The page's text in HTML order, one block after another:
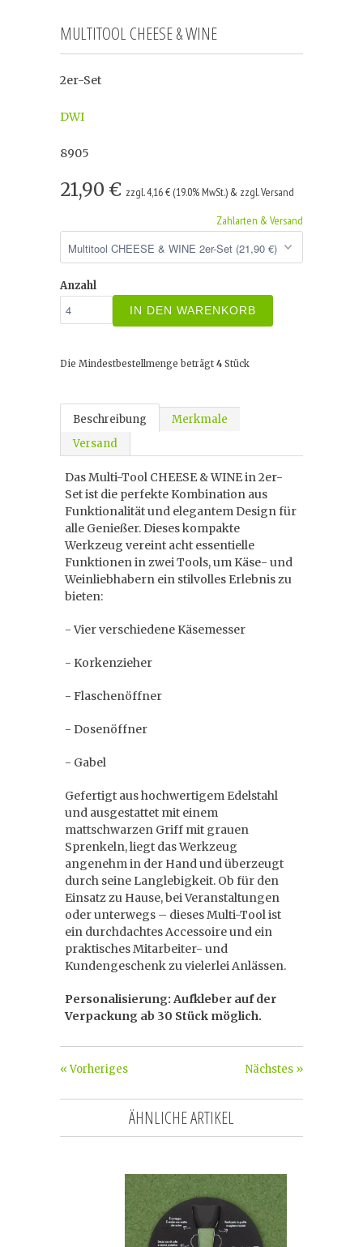
MULTITOOL CHEESE & WINE
2er-Set
DWI
8905
21,90 € zzgl. 4,16 € (19.0% MwSt.) & zzgl. Versand
Zahlarten & Versand
Anzahl
IN DEN WARENKORB
Die Mindestbestellmenge beträgt 4 Stück
Beschreibung
Merkmale
Versand
Das Multi-Tool CHEESE & WINE in 2er-
Set ist die perfekte Kombination aus
Funktionalität und elegantem Design für
alle Genießer. Dieses kompakte
Werkzeug vereint acht essentielle
Funktionen in zwei Tools, um Käse- und
Weinliebhabern ein stilvolles Erlebnis zu
bieten:
- Vier verschiedene Käsemesser
- Korkenzieher
- Flaschenöffner
- Dosenöffner
- Gabel
Gefertigt aus hochwertigem Edelstahl
und ausgestattet mit einem
mattschwarzen Griff mit grauen
Sprenkeln, liegt das Werkzeug
angenehm in der Hand und überzeugt
durch seine Langlebigkeit. Ob für den
Einsatz zu Hause, bei Veranstaltungen
oder unterwegs – dieses Multi-Tool ist
ein durchdachtes Accessoire und ein
praktisches Mitarbeiter- und
Kundengeschenk zu vielerlei Anlässen.
Personalisierung: Aufkleber auf der
Verpackung ab 30 Stück möglich.
Nächstes »
« Vorheriges
ÄHNLICHE ARTIKEL